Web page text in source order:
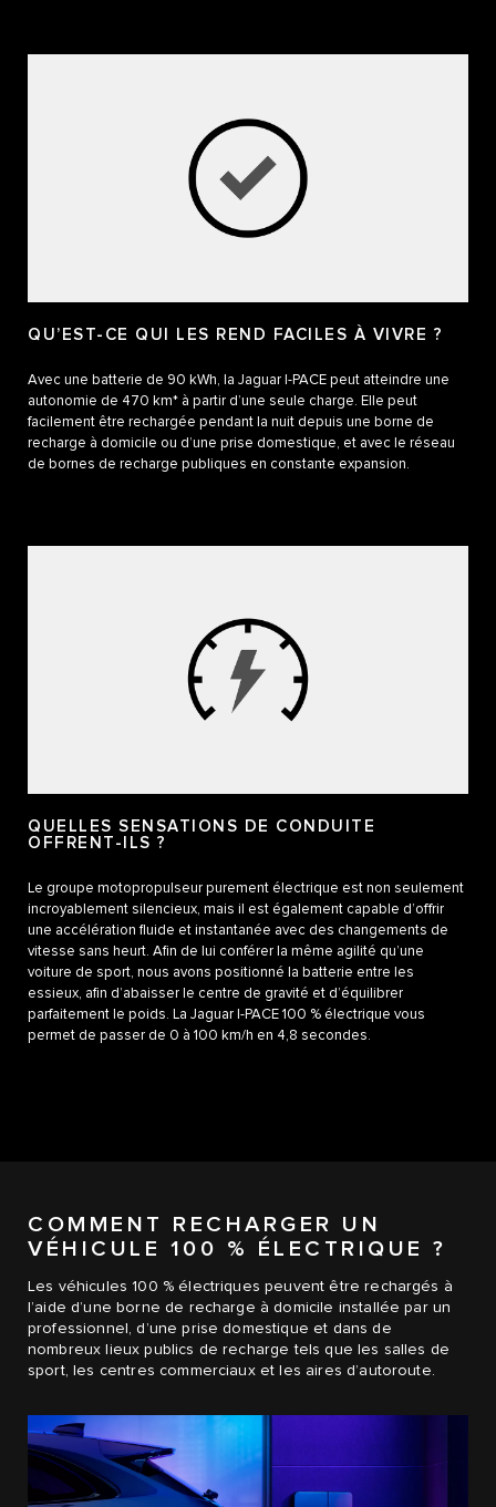
QU’EST-CE QUI LES REND FACILES À VIVRE ?
Avec une batterie de 90 kWh, la Jaguar I-PACE peut atteindre une
autonomie de 470 km* à partir d’une seule charge. Elle peut
facilement être rechargée pendant la nuit depuis une borne de
recharge à domicile ou d’une prise domestique, et avec le réseau
de bornes de recharge publiques en constante expansion.
QUELLES SENSATIONS DE CONDUITE
OFFRENT-ILS ?
Le groupe motopropulseur purement électrique est non seulement
incroyablement silencieux, mais il est également capable d’offrir
une accélération fluide et instantanée avec des changements de
vitesse sans heurt. Afin de lui conférer la même agilité qu’une
voiture de sport, nous avons positionné la batterie entre les
essieux, afin d’abaisser le centre de gravité et d’équilibrer
parfaitement le poids. La Jaguar I-PACE 100 % électrique vous
permet de passer de 0 à 100 km/h en 4,8 secondes.
COMMENT RECHARGER UN
VÉHICULE 100 % ÉLECTRIQUE ?
Les véhicules 100 % électriques peuvent être rechargés à
l’aide d’une borne de recharge à domicile installée par un
professionnel, d’une prise domestique et dans de
nombreux lieux publics de recharge tels que les salles de
sport, les centres commerciaux et les aires d’autoroute.